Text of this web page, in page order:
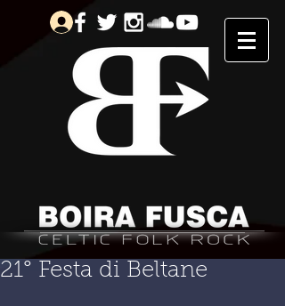
21° Festa di Beltane